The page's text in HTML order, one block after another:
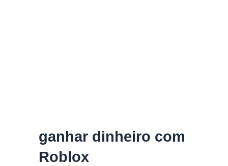
ganhar dinheiro com
Roblox